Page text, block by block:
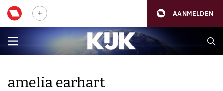
AANMELDEN
amelia earhart